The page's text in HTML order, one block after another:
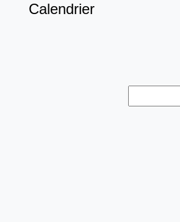
Calendrier